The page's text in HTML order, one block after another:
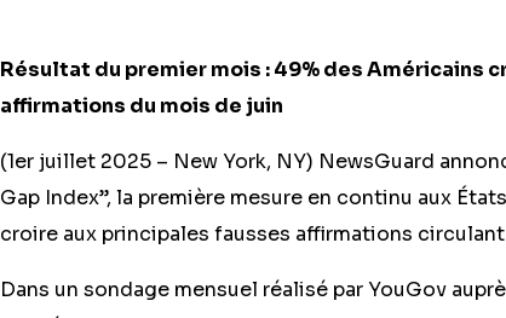
Résultat du premier mois : 49% des Américains
affirmations du mois de juin
(1er juillet 2025 – New York, NY) NewsGuard
Gap Index”, la première mesure en continu aux
croire aux principales fausses affirmations
Dans un sondage mensuel réalisé par YouGov